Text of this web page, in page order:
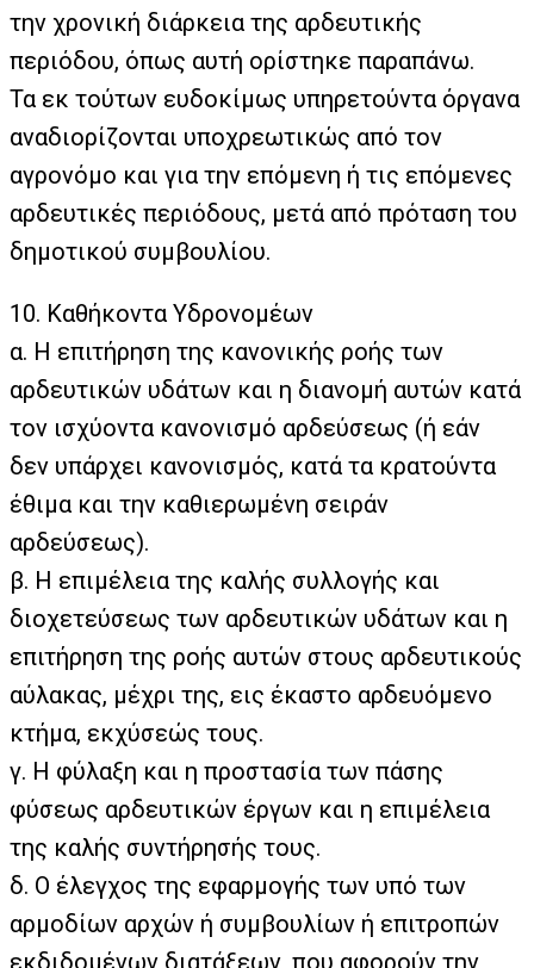
την χρονική διάρκεια της αρδευτικής
περιόδου, όπως αυτή ορίστηκε παραπάνω.
Τα εκ τούτων ευδοκίμως υπηρετούντα όργανα
αναδιορίζονται υποχρεωτικώς από τον
αγρονόμο και για την επόμενη ή τις επόμενες
αρδευτικές περιόδους, μετά από πρόταση του
δημοτικού συμβουλίου.
10. Καθήκοντα Υδρονομέων
α. Η επιτήρηση της κανονικής ροής των
αρδευτικών υδάτων και η διανομή αυτών κατά
τον ισχύοντα κανονισμό αρδεύσεως (ή εάν
δεν υπάρχει κανονισμός, κατά τα κρατούντα
έθιμα και την καθιερωμένη σειράν
αρδεύσεως).
β. Η επιμέλεια της καλής συλλογής και
διοχετεύσεως των αρδευτικών υδάτων και η
επιτήρηση της ροής αυτών στους αρδευτικούς
αύλακας, μέχρι της, εις έκαστο αρδευόμενο
κτήμα, εκχύσεώς τους.
γ. Η φύλαξη και η προστασία των πάσης
φύσεως αρδευτικών έργων και η επιμέλεια
της καλής συντήρησής τους.
δ. Ο έλεγχος της εφαρμογής των υπό των
αρμοδίων αρχών ή συμβουλίων ή επιτροπών
εκδιδομένων διατάξεων, που αφορούν την